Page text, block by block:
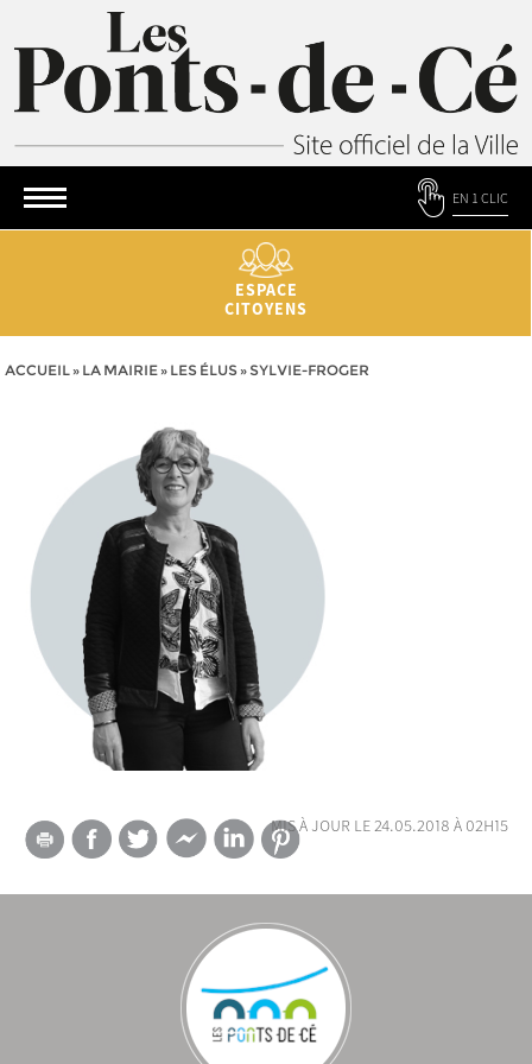
EN 1 CLIC
ESPACE
CITOYENS
ACCUEIL» LA MAIRIE» LES ÉLUS» SYLVIE-FROGER
mis à jour le 24.05.2018 à 02h15